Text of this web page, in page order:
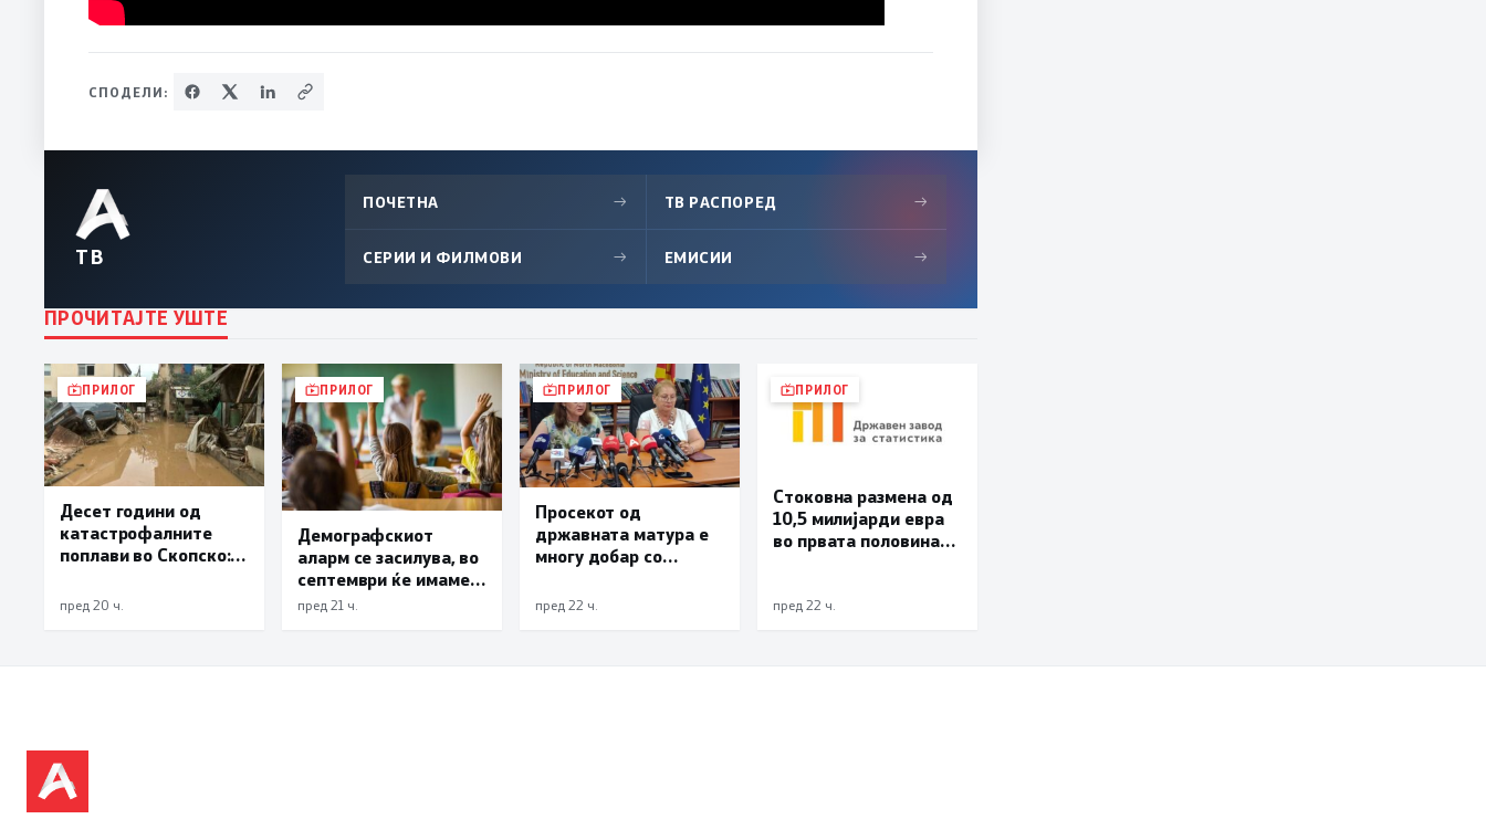
СПОДЕЛИ:
ТВ
ПОЧЕТНА → ТВ РАСПОРЕД →
СЕРИИ И ФИЛМОВИ → ЕМИСИИ →
ПРОЧИТАЈТЕ УШТЕ
ПРИЛОГ
Десет години од
катастрофалните
поплави во Скопско:
22 лица
пред 20 ч.
ПРИЛОГ
Демографскиот
аларм се засилува, во
септември ќе имаме
најмалку 3.000
пред 21 ч.
ПРИЛОГ
Просекот од
државната матура е
многу добар со
пред 22 ч.
ПРИЛОГ
Стоковна размена од
10,5 милијарди евра
во првата половина
зголемува извозот
пред 22 ч.